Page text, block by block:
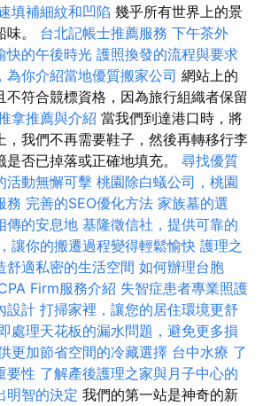
填補細紋和凹陷 幾乎所有世界上的景
味。 台北記帳士推薦服務 下午茶外
快的午後時光 護照換發的流程與要求
為你介紹當地優質搬家公司 網站上的
不符合競標資格，因為旅行組織者保留
拿推薦與介紹 當我們到達港口時，將
，我們不再需要鞋子，然後再轉移行李
否已掉落或正確地填充。 尋找優質
活動無懈可擊 桃園除白蟻公司，桃園
務 完善的SEO優化方法 家族墓的選
傳的安息地 基隆徵信社，提供可靠的
讓你的搬遷過程變得輕鬆愉快 護理之
舒適私密的生活空間 如何辦理台胞
Firm服務介紹 失智症患者專業照護
設計 打掃家裡，讓您的居住環境更舒
處理天花板的漏水問題，避免更多損
更加節省空間的冷藏選擇 台中水療 了
要性 了解產後護理之家與月子中心的
明智的決定 我們的第一站是神奇的新